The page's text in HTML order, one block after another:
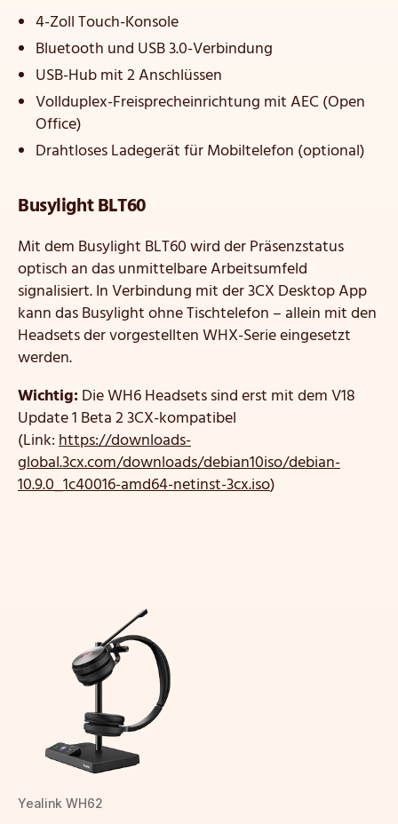
4-Zoll Touch-Konsole
Bluetooth und USB 3.0-Verbindung
USB-Hub mit 2 Anschlüssen
Vollduplex-Freisprecheinrichtung mit AEC (Open
Office)
Drahtloses Ladegerät für Mobiltelefon (optional)
Busylight BLT60
Mit dem Busylight BLT60 wird der Präsenzstatus
optisch an das unmittelbare Arbeitsumfeld
signalisiert. In Verbindung mit der 3CX Desktop App
kann das Busylight ohne Tischtelefon – allein mit den
Headsets der vorgestellten WHX-Serie eingesetzt
werden.
Wichtig:Die WH6 Headsets sind erst mit dem V18
Update 1 Beta 2 3CX-kompatibel
(Link:https://downloads-
global.3cx.com/downloads/debian10iso/debian-
10.9.0_1c40016-amd64-netinst-3cx.iso)
Yealink WH62